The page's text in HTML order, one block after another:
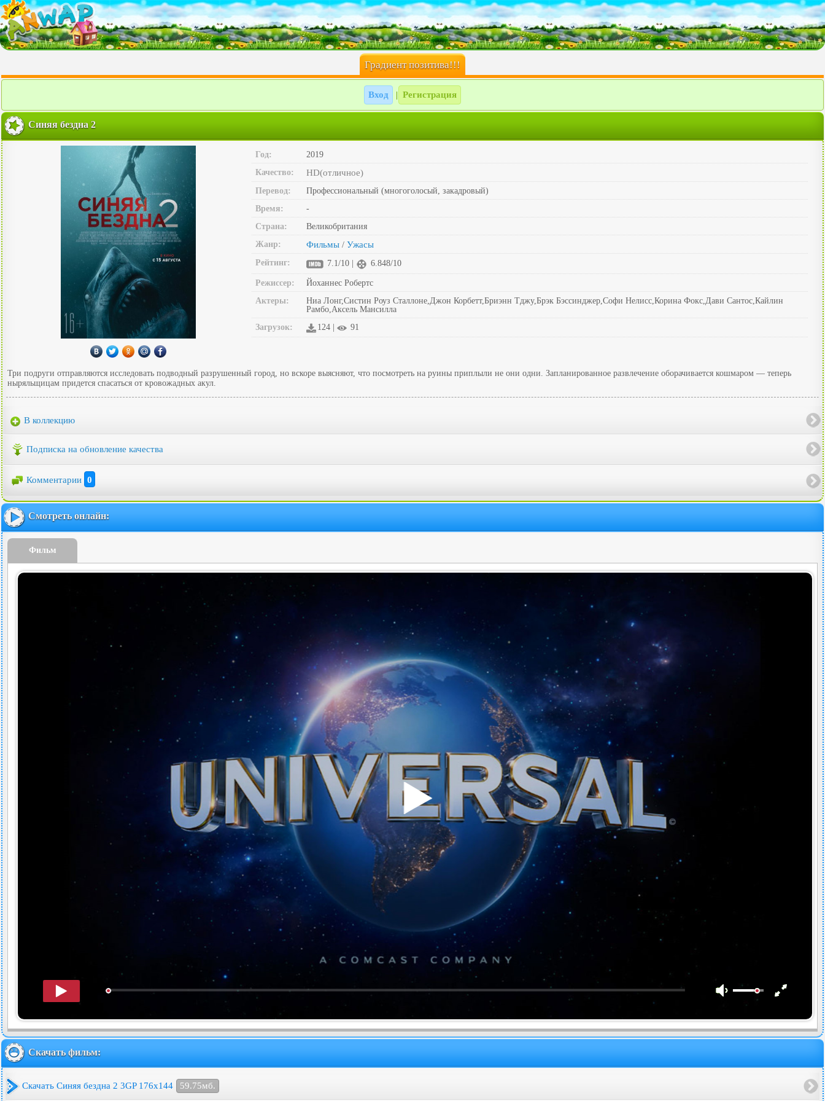
Градиент позитива!!!
Вход Регистрация
Синяя бездна 2
Год:
2019
Качество:
HD(отличное)
Перевод:
Профессиональный (многоголосый, закадровый)
Время:
-
Страна:
Великобритания
Жанр:
Фильмы / Ужасы
Рейтинг: 7.1/10 | 6.848/10
Режиссер:
Йоханнес Робертс
Актеры:
Ниа Лонг,Систин Роуз Сталлоне,Джон Корбетт,Бриэнн Тджу,Брэк Бэссинджер,Софи Нелисс,Корина Фокс,Дави Сантос,Кайлин
Рамбо,Аксель Мансилла
Загрузок:
124 | 91
Три подруги отправляются исследовать подводный разрушенный город, но вскоре выясняют, что посмотреть на руины приплыли не они одни. Запланированное развлечение оборачивается кошмаром — теперь
ныряльщицам придется спасаться от кровожадных акул.
В коллекцию
Подписка на обновление качества
Комментарии 0
Смотреть онлайн:
Фильм
Скачать фильм:
Скачать Синяя бездна 2 3GP 176x144 59.75мб.